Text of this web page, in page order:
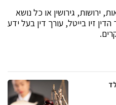
ירושות, גירושין או כל נושא
זיו בייטל, עורך דין בעל ידע